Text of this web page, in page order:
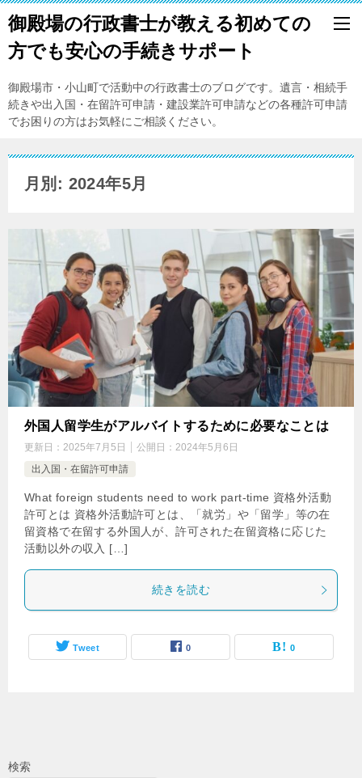
御殿場の行政書士が教える初めての
方でも安心の手続きサポート
御殿場市・小山町で活動中の行政書士のブログです。遺言・相続手
続きや出入国・在留許可申請・建設業許可申請などの各種許可申請
でお困りの方はお気軽にご相談ください。
月別: 2024年5月
外国人留学生がアルバイトするために必要なことは
更新日： 2025年7月5日 公開日： 2024年5月6日
出入国・在留許可申請
What foreign students need to work part-time 資格外活動
許可とは 資格外活動許可とは、「就労」や「留学」等の在
留資格で在留する外国人が、許可された在留資格に応じた
活動以外の収入 […]
続きを読む
Tweet 0 0
検索